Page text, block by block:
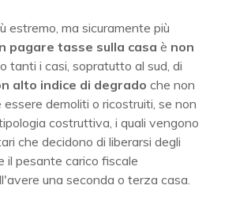
estremo, ma sicuramente più
pagare tasse sulla casa è non
tanti i casi, sopratutto al sud, di
alto indice di degrado che non
demoliti o ricostruiti, se non
costruttiva, i quali vengono
che decidono di liberarsi degli
il pesante carico fiscale
una seconda o terza casa.